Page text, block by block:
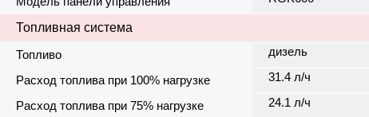
Топливная система
Топливо
дизель
Расход топлива при 100% нагрузке 31.4 л/ч
Расход топлива при 75% нагрузке 24.1 л/ч